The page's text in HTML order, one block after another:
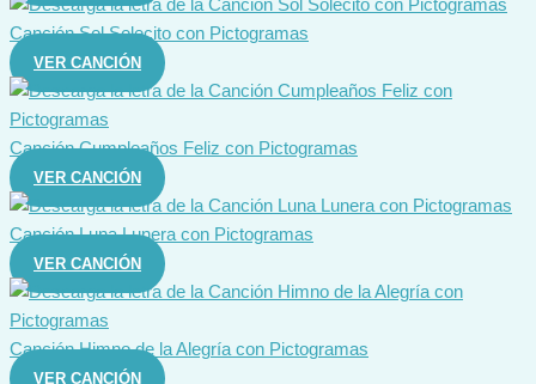
Canción Sol Solecito con Pictogramas
VER CANCIÓN
Canción Cumpleaños Feliz con Pictogramas
VER CANCIÓN
Canción Luna Lunera con Pictogramas
VER CANCIÓN
Canción Himno de la Alegría con Pictogramas
VER CANCIÓN